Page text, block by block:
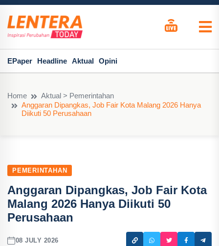
EPaper Headline Aktual Opini
Home
Aktual > Pemerintahan
Anggaran Dipangkas, Job Fair Kota Malang 2026 Hanya
Diikuti 50 Perusahaan
PEMERINTAHAN
Anggaran Dipangkas, Job Fair Kota
Malang 2026 Hanya Diikuti 50
Perusahaan
08 JULY 2026